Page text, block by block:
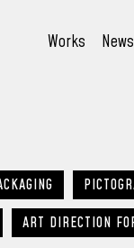
Works News
ART DIRECTION